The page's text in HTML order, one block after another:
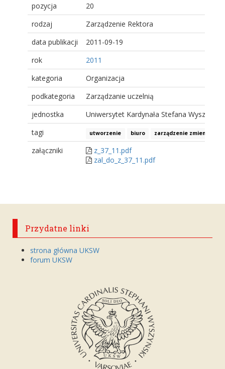
pozycja
20
rodzaj
Zarządzenie Rektora
data publikacji
2011-09-19
rok
2011
kategoria
Organizacja
podkategoria
Zarządzanie uczelnią
jednostka
Uniwersytet Kardynała Stefana
tagi
utworzenie biuro zarządzenie zmieniające
załączniki
z_37_11.pdf
zal_do_z_37_11.pdf
Przydatne linki
strona główna UKSW
forum UKSW